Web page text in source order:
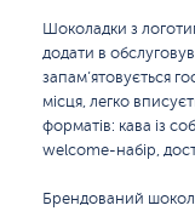
Шоколадки з
додати в
запам’ятовується
місця, легко
форматів: кава із
welcome-набір,
Брендований